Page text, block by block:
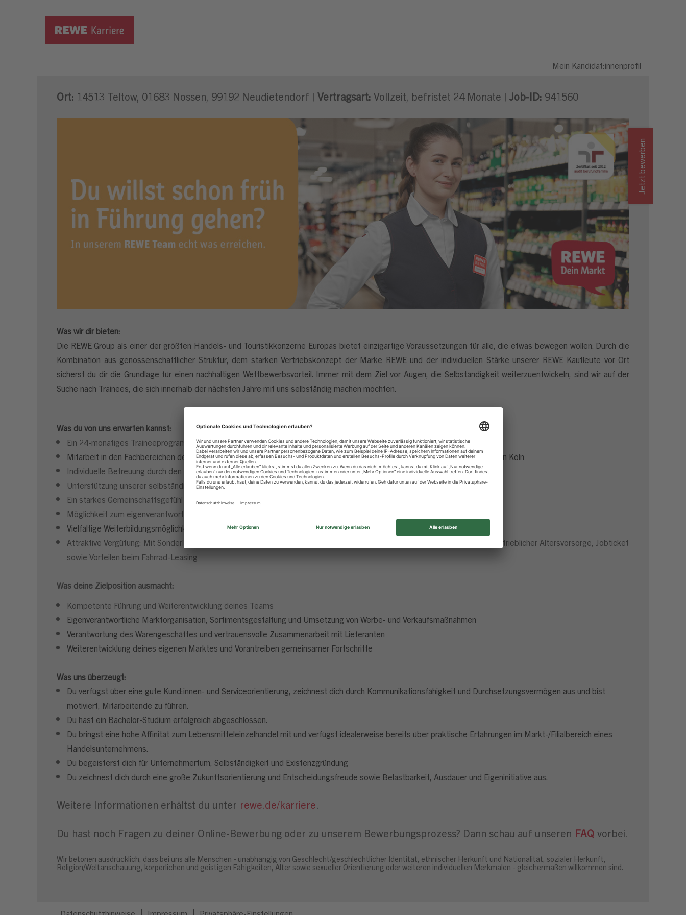
Mein Kandidat:innenprofil
Ort: 14513 Teltow, 01683 Nossen, 99192 Neudietendorf | Vertragsart: Vollzeit, befristet 24 Monate | Job-ID: 941560
Was wir dir bieten:
Die REWE Group als einer der größten Handels- und Touristikkonzerne Europas bietet einzigartige Voraussetzungen für alle, die etwas bewegen wollen. Durch die
Kombination aus genossenschaftlicher Struktur, dem starken Vertriebskonzept der Marke REWE und der individuellen Stärke unserer REWE Kaufleute vor Ort
sicherst du dir die Grundlage für einen nachhaltigen Wettbewerbsvorteil. Immer mit dem Ziel vor Augen, die Selbständigkeit weiterzuentwickeln, sind wir auf der
Suche nach Trainees, die sich innerhalb der nächsten Jahre mit uns selbständig machen möchten.
Was du von uns erwarten kannst:
Ein 24-monatiges Traineeprogramm, im Rahmen dessen duin die vielfältigen Aufgaben der Selbständigkeit eingeführt wirst
Mitarbeit in den Fachbereichen der Regionszentrale und aller relevanten Schnittstellen sowie Einsatz in der Konzernzentrale in Köln
Individuelle Betreuung durch den Geschäftsleitungsbereich Kaufleute
Unterstützung unserer selbständigen Kaufleute, des Vertriebs und unserer Personalentwicklung
Ein starkes Gemeinschaftsgefühl durch eine etablierte Marke
Möglichkeit zum eigenverantwortlichen Handeln und Entscheidungsspielraum
Vielfältige Weiterbildungsmöglichkeiten, durchz.B.kostenlose Seminare und Traineeveranstaltungen
Attraktive Vergütung: Mit Sonderleistungen wie z.B. Urlaubsgeld und Einkaufsrabatten, vermögenswirksamen Leistungen, betrieblicher Altersvorsorge, Jobticket
sowie Vorteilen beim Fahrrad-Leasing
Was deine Zielposition ausmacht:
Kompetente Führung und Weiterentwicklung deines Teams
Eigenverantwortliche Marktorganisation, Sortimentsgestaltung und Umsetzung von Werbe- und Verkaufsmaßnahmen
Verantwortung des Warengeschäftes und vertrauensvolle Zusammenarbeit mit Lieferanten
Weiterentwicklung deines eigenen Marktes und Vorantreiben gemeinsamer Fortschritte
Was uns überzeugt:
Du verfügst über eine gute Kund:innen- und Serviceorientierung, zeichnest dich durch Kommunikationsfähigkeit und Durchsetzungsvermögen aus und bist
motiviert, Mitarbeitende zu führen.
Du hast ein Bachelor-Studium erfolgreich abgeschlossen.
Du bringst eine hohe Affinität zum Lebensmitteleinzelhandel mit und verfügst idealerweise bereits über praktische Erfahrungen im Markt-/Filialbereich eines
Handelsunternehmens.
Du begeisterst dich für Unternehmertum, Selbständigkeit und Existenzgründung
Du zeichnest dich durch eine große Zukunftsorientierung und Entscheidungsfreude sowie Belastbarkeit, Ausdauer und Eigeninitiative aus.
Weitere Informationen erhältst du unter rewe.de/karriere.
Du hast noch Fragen zu deiner Online-Bewerbung oder zu unserem Bewerbungsprozess? Dann schau auf unseren FAQ vorbei.
Wir betonen ausdrücklich, dass bei uns alle Menschen - unabhängig von Geschlecht/geschlechtlicher Identität, ethnischer Herkunft und Nationalität, sozialer Herkunft,
Religion/Weltanschauung, körperlichen und geistigen Fähigkeiten, Alter sowie sexueller Orientierung oder weiteren individuellen Merkmalen - gleichermaßen willkommen sind.